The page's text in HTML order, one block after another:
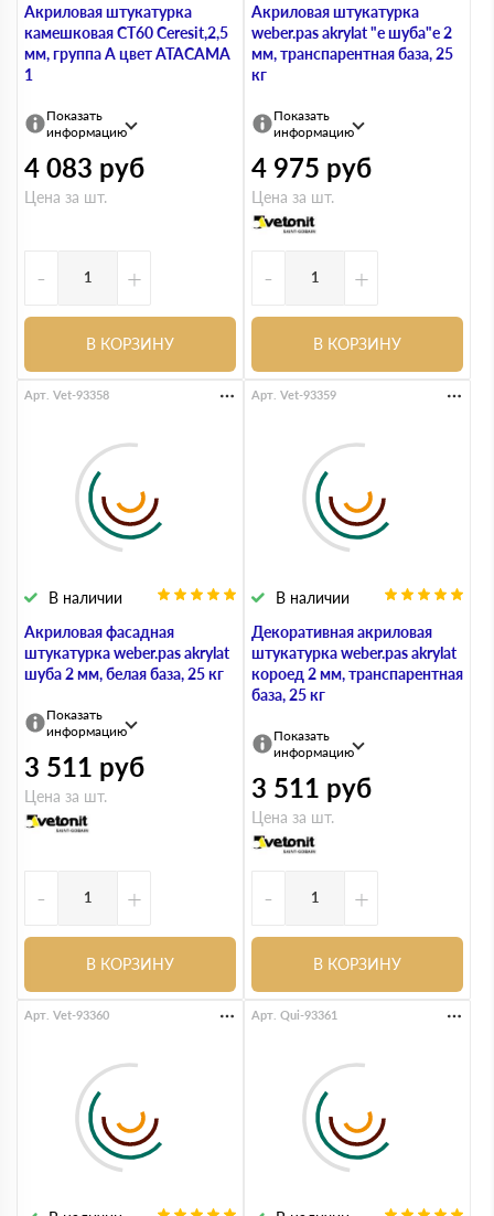
Акриловая штукатурка
камешковая СТ60 Ceresit,2,5
мм, группа А цвет ATACAMA
1
Показать
информацию
4 083 руб
Цена за шт.
- +
В КОРЗИНУ
Акриловая штукатурка
weber.pas akrylat "e шуба"e 2
мм, транспарентная база, 25
кг
Показать
информацию
4 975 руб
Цена за шт.
- +
В КОРЗИНУ
Акриловая фасадная
штукатурка weber.pas akrylat
шуба 2 мм, белая база, 25 кг
В наличии
Арт. Vet-93358
Показать
информацию
3 511 руб
Цена за шт.
- +
В КОРЗИНУ
Декоративная акриловая
штукатурка weber.pas akrylat
короед 2 мм, транспарентная
база, 25 кг
В наличии
Арт. Vet-93359
Показать
информацию
3 511 руб
Цена за шт.
- +
В КОРЗИНУ
Арт. Vet-93360 Арт. Qui-93361